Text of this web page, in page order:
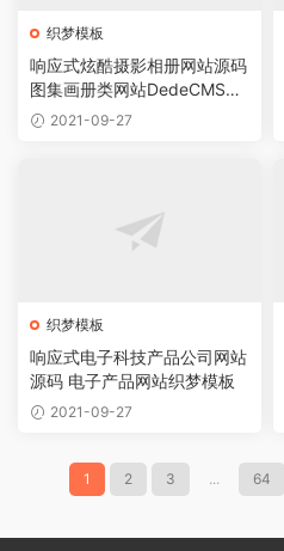
织梦模板
响应式炫酷摄影相册网站源码
图集画册类网站DedeCMS整
站模板
2021-09-27
织梦模板
响应式电子科技产品公司网站
源码 电子产品网站织梦模板
2021-09-27
1 2 3 ... 64